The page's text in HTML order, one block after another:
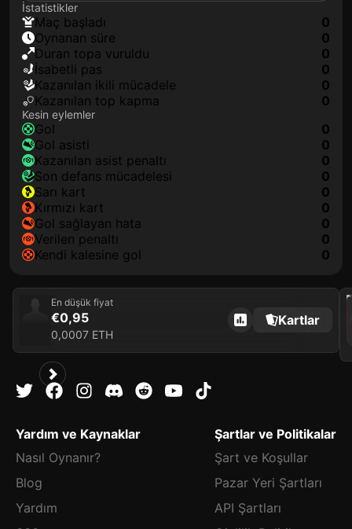
İstatistikler
maç başladı
0
oynanan süre
0
duran topa vuruldu
0
isabetli pas
0
kazanılan ikili mücadele
0
kazanılan top kapma
0
Kesin eylemler
gol
0
gol asisti
0
kazanılan asist penaltı
0
son defans mücadelesi
0
sarı kart
0
kırmızı kart
0
gol sağlayan hata
0
verilen penaltı
0
kendi kalesine gol
0
En düşük fiyat
€0,95
0,0007 ETH
Kartlar
2023
Yardım ve Kaynaklar
Nasıl Oynanır?
Blog
Yardım
Şartlar ve Politikalar
Şart ve Koşullar
Pazar Yeri Şartları
API Şartları